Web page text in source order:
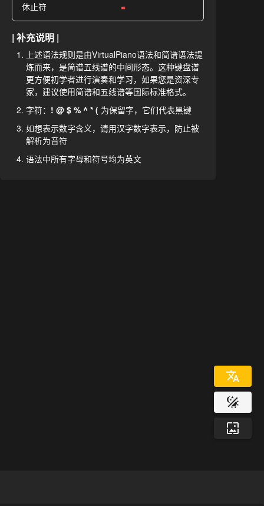
休止符 =
| 补充说明 |
上述语法规则是由VirtualPiano语法和简谱语法提
炼而来，是简谱五线谱的中间形态。这种键盘谱
更方便初学者进行演奏和学习，如果您是资深专
家，建议使用简谱和五线谱等国际标准格式。
字符： ! @ $ % ^ * ( 为保留字，它们代表黑键
如想表示数字含义，请用汉字数字表示，防止被
解析为音符
语法中所有字母和符号均为英文